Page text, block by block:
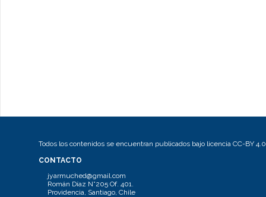
Todos los contenidos se encuentran publicados bajo licencia CC-BY 4.0
CONTACTO
jyarmuched@gmail.com
Román Díaz N°205 Of. 401.
Providencia, Santiago, Chile